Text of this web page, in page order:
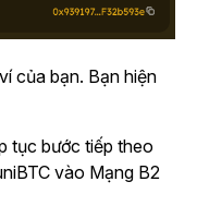
của bạn. Bạn hiện
tục bước tiếp theo
vào Mạng B2